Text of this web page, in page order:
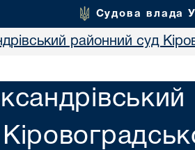
Судова влада
районний суд